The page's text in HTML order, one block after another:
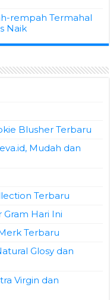
rempah Termahal
Naik
Blusher Terbaru
Mudah dan
Terbaru
Hari Ini
Terbaru
Glosy dan
Virgin dan